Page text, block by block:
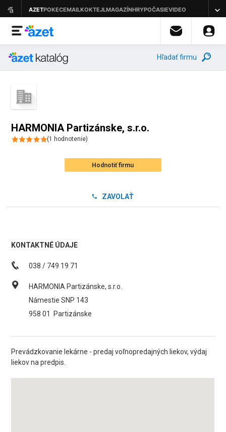
Hľadať firmu
HARMONIA Partizánske, s.r.o.
(1 hodnotenie)
Hodnotiť firmu
ZAVOLAŤ
KONTAKTNÉ ÚDAJE
038 / 749 19 71
HARMONIA Partizánske, s.r.o.
Námestie SNP 143
958 01
Partizánske
Prevádzkovanie lekárne - predaj voľnopredajných liekov, výdaj
liekov na predpis.